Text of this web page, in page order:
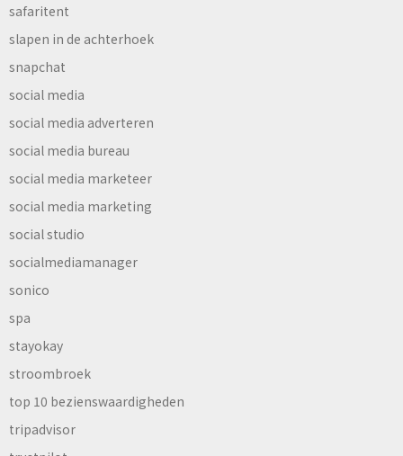
safaritent
slapen in de achterhoek
snapchat
social media
social media adverteren
social media bureau
social media marketeer
social media marketing
social studio
socialmediamanager
sonico
spa
stayokay
stroombroek
top 10 bezienswaardigheden
tripadvisor